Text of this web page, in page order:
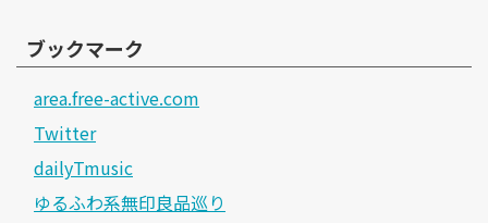
ブックマーク
area.free-active.com
Twitter
dailyTmusic
ゆるふわ系無印良品巡り